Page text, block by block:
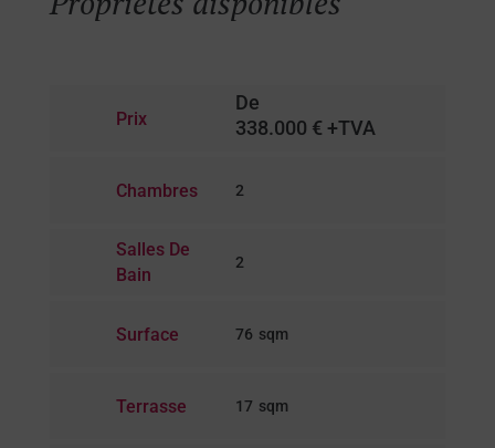
Prix
De
338.000 € +TVA
Chambres 2
Salles De
Bain
2
Surface 76
Terrasse 17